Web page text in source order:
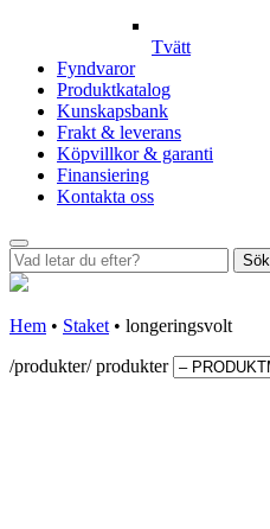
Tvätt
Fyndvaror
Produktkatalog
Kunskapsbank
Frakt & leverans
Köpvillkor & garanti
Finansiering
Kontakta oss
Sök
Hem • Staket • longeringsvolt
/produkter/ produkter